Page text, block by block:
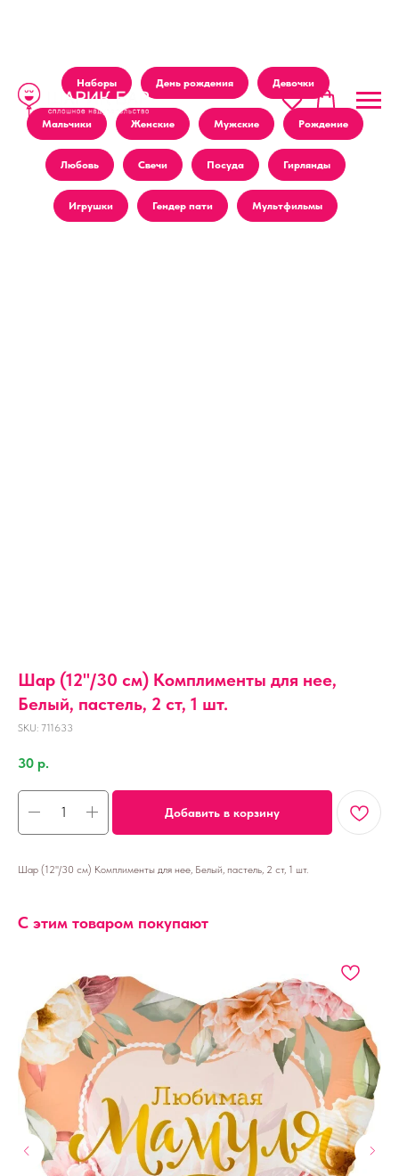
Наборы День рождения Девочки
Мальчики Женские Мужские Рождение
Любовь Свечи Посуда Гирлянды
Игрушки Гендер пати Мультфильмы
Шар (12''/30 см) Комплименты для нее,
Белый, пастель, 2 ст, 1 шт.
SKU: 711633
30 р.
Добавить в корзину
Шар (12''/30 см) Комплименты для нее, Белый, пастель, 2 ст, 1 шт.
С этим товаром покупают